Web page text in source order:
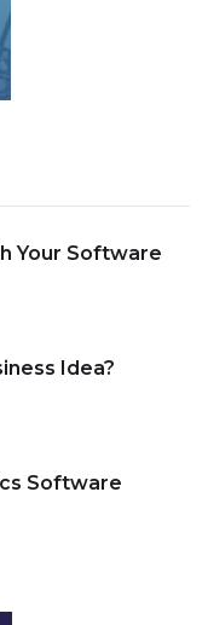
Your Software
Idea?
Software